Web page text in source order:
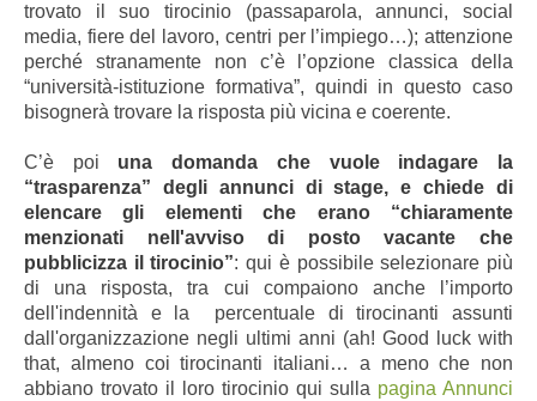
trovato il suo tirocinio (passaparola, annunci, social
media, fiere del lavoro, centri per l’impiego…); attenzione
perché stranamente non c’è l’opzione classica della
“università-istituzione formativa”, quindi in questo caso
bisognerà trovare la risposta più vicina e coerente.
C’è poi una domanda che vuole indagare la
“trasparenza” degli annunci di stage, e chiede di
elencare gli elementi che erano “chiaramente
menzionati nell'avviso di posto vacante che
pubblicizza il tirocinio”: qui è possibile selezionare più
di una risposta, tra cui compaiono anche l’importo
dell'indennità e la percentuale di tirocinanti assunti
dall'organizzazione negli ultimi anni (ah! Good luck with
that, almeno coi tirocinanti italiani… a meno che non
abbiano trovato il loro tirocinio qui sulla pagina Annunci